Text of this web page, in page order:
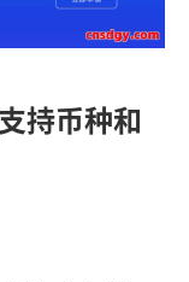
持币种和